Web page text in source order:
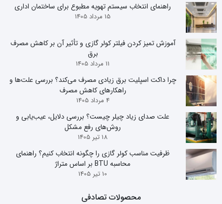
راهنمای انتخاب سیستم تهویه مطبوع برای ساختمان اداری
15 مرداد 1405
آموزش تمیز کردن فیلتر کولر گازی و تأثیر آن بر کاهش مصرف
برق
11 مرداد 1405
چرا داکت اسپلیت برق زیادی مصرف می‌کند؟ بررسی علت‌ها و
راهکارهای کاهش مصرف
4 مرداد 1405
علت صدای زیاد چیلر چیست؟ بررسی دلایل، عیب‌یابی و
روش‌های رفع مشکل
18 تیر 1405
ظرفیت مناسب کولر گازی را چگونه انتخاب کنیم؟ راهنمای
محاسبه BTU بر اساس متراژ
10 تیر 1405
محصولات تصادفی